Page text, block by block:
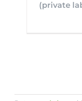
(private